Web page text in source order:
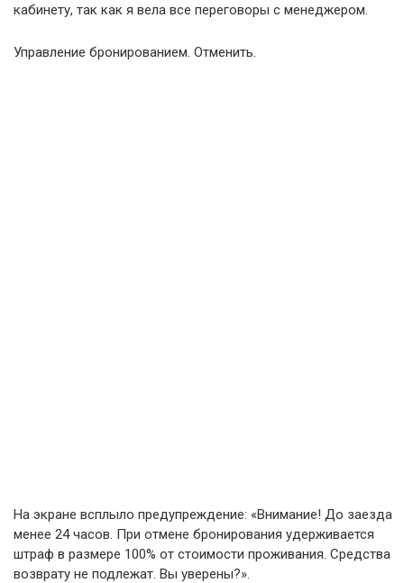
кабинету, так как я вела все переговоры с менеджером.
Управление бронированием. Отменить.
На экране всплыло предупреждение: «Внимание! До заезда
менее 24 часов. При отмене бронирования удерживается
штраф в размере 100% от стоимости проживания. Средства
возврату не подлежат. Вы уверены?».